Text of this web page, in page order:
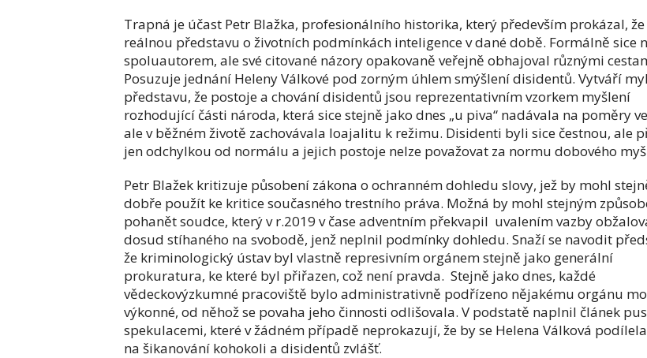
Trapná je účast Petr Blažka, profesionálního historika, který především prokázal,
reálnou představu o životních podmínkách inteligence v dané době. Formálně sice
spoluautorem, ale své citované názory opakovaně veřejně obhajoval různými
Posuzuje jednání Heleny Válkové pod zorným úhlem smýšlení disidentů. Vytváří
představu, že postoje a chování disidentů jsou reprezentativním vzorkem myšlení
rozhodující části národa, která sice stejně jako dnes „u piva“ nadávala na poměry
ale v běžném životě zachovávala loajalitu k režimu. Disidenti byli sice čestnou, ale
jen odchylkou od normálu a jejich postoje nelze považovat za normu dobového
Petr Blažek kritizuje působení zákona o ochranném dohledu slovy, jež by mohl
dobře použít ke kritice současného trestního práva. Možná by mohl stejným
pohanět soudce, který v r.2019 v čase adventním překvapil uvalením vazby
dosud stíhaného na svobodě, jenž neplnil podmínky dohledu. Snaží se navodit
že kriminologický ústav byl vlastně represivním orgánem stejně jako generální
prokuratura, ke které byl přiřazen, což není pravda. Stejně jako dnes, každé
vědeckovýzkumné pracoviště bylo administrativně podřízeno nějakému orgánu
výkonné, od něhož se povaha jeho činnosti odlišovala. V podstatě naplnil článek
spekulacemi, které v žádném případě neprokazují, že by se Helena Válková podílela
na šikanování kohokoli a disidentů zvlášť.